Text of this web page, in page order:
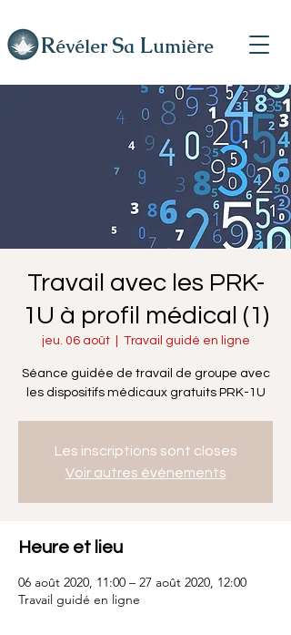
Révéler Sa Lumière
Travail avec les PRK-
1U à profil médical (1)
jeu. 06 août
  |
Travail guidé en ligne
Séance guidée de travail de groupe avec
les dispositifs médicaux gratuits PRK-1U
Les inscriptions sont closes
Voir autres événements
Heure et lieu
06 août 2020, 11:00 – 27 août 2020, 12:00
Travail guidé en ligne